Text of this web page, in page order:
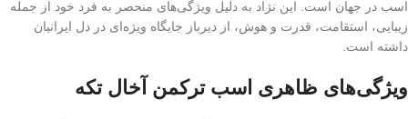
اسب در جهان است. این نژاد به دلیل ویژگی‌های منحصر به فرد خود از جمله
زیبایی، استقامت، قدرت و هوش، از دیرباز جایگاه ویژه‌ای در دل ایرانیان
داشته است.
ویژگی‌های ظاهری اسب ترکمن آخال تکه